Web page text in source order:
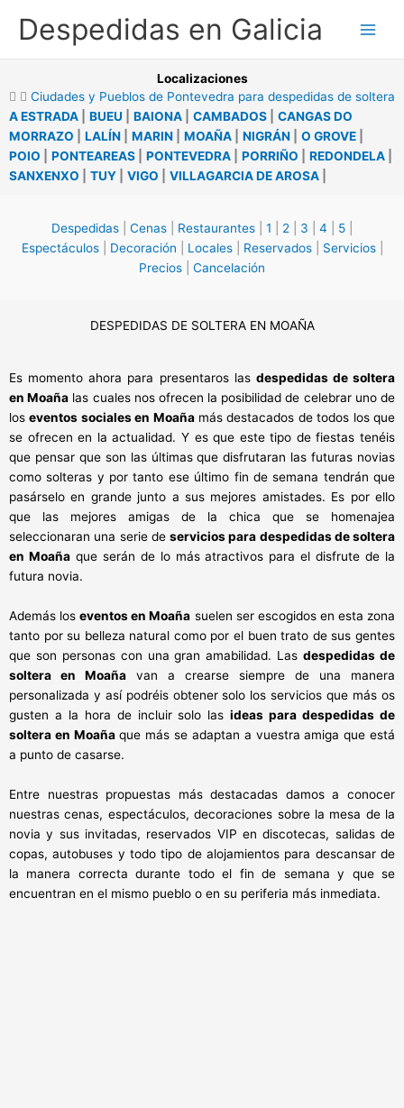
Despedidas en Galicia
Localizaciones
Ciudades y Pueblos de Pontevedra para despedidas de soltera
A ESTRADA
BUEU BAIONA CAMBADOS
CANGAS DO
MORRAZO
LALÍN MARIN MOAÑA NIGRÁN O GROVE
POIO
PONTEAREAS PONTEVEDRA PORRIÑO REDONDELA
SANXENXO
TUY VIGO VILLAGARCIA DE AROSA
Despedidas Cenas Restaurantes 1 2 3 4 5
Espectáculos| Decoración Locales| Reservados| Servicios|
Precios
Cancelación
DESPEDIDAS DE SOLTERA EN MOAÑA
Es momento ahora para presentaros las despedidas de soltera
en Moaña las cuales nos ofrecen la posibilidad de celebrar uno de
loseventos sociales en Moañamás destacados de todos los que
se ofrecen en la actualidad. Y es que este tipo de fiestas tenéis
que pensar que son las últimas que disfrutaran las futuras novias
como solteras y por tanto ese último fin de semana tendrán que
pasárselo en grande junto a sus mejores amistades. Es por ello
que las mejores amigas de la chica que se homenajea
seleccionaran una serie de servicios para despedidas de soltera
en Moañaque serán de lo más atractivos para el disfrute de la
futura novia.
Además loseventos en Moaña suelen ser escogidos en esta zona
tanto por su belleza natural como por el buen trato de sus gentes
que son personas con una gran amabilidad. Lasdespedidas de
soltera en Moaña van a crearse siempre de una manera
personalizada y así podréis obtener solo los servicios que más os
gusten a la hora de incluir solo lasideas para despedidas de
soltera en Moañaque más se adaptan a vuestra amiga que está
a punto de casarse.
Entre nuestras propuestas más destacadas damos a conocer
nuestras cenas, espectáculos, decoraciones sobre la mesa de la
novia y sus invitadas, reservados VIP en discotecas, salidas de
copas, autobuses y todo tipo de alojamientos para descansar de
la manera correcta durante todo el fin de semana y que se
encuentran en el mismo pueblo o en su periferia más inmediata.